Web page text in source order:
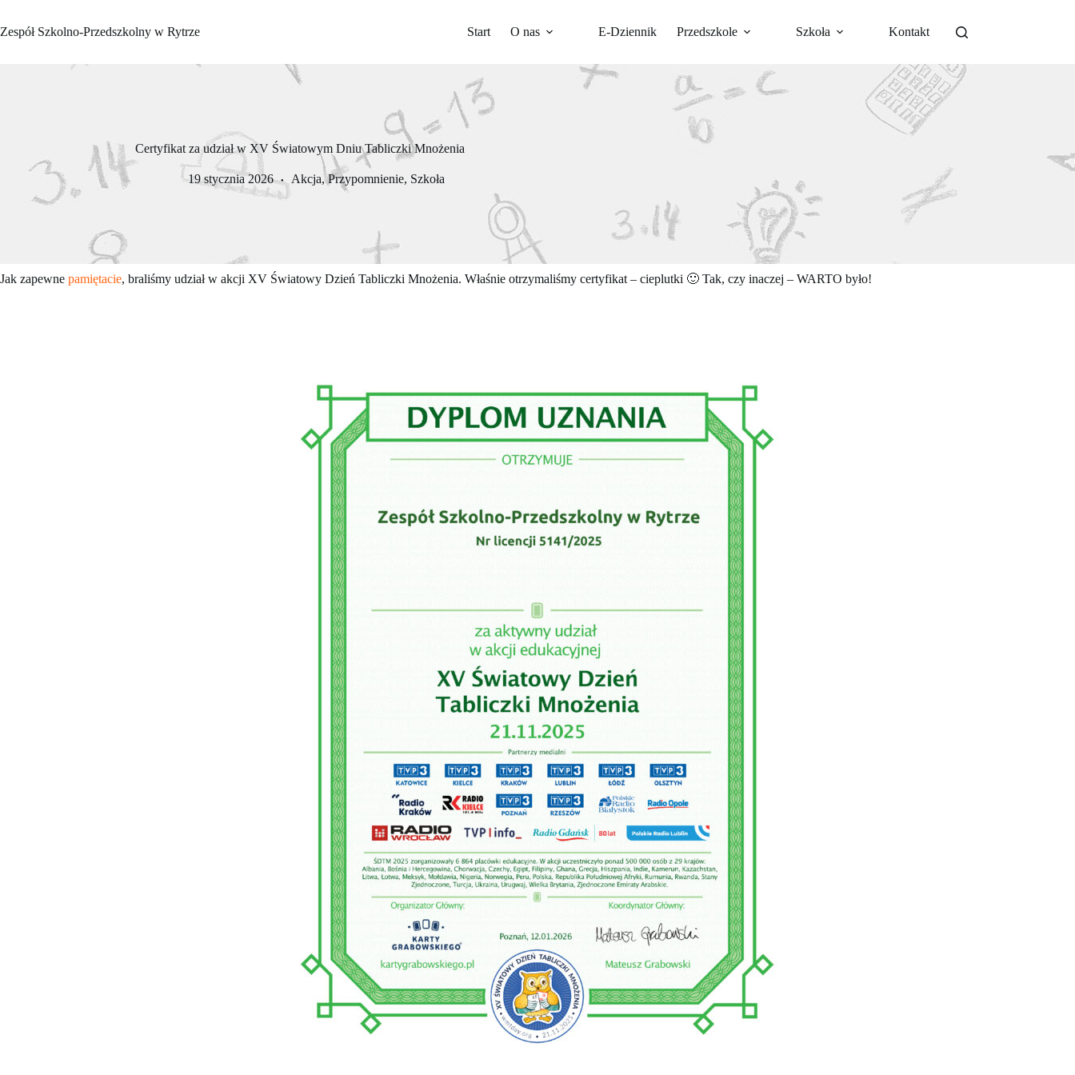
treści
Zespół Szkolno-Przedszkolny w Rytrze Start O nas E-Dziennik Przedszkole Szkoła Kontakt
Certyfikat za udział w XV Światowym Dniu Tabliczki Mnożenia
19 stycznia 2026 Akcja,Przypomnienie, Szkoła
Jak zapewne pamiętacie, braliśmy udział w akcji XV Światowy Dzień Tabliczki Mnożenia. Właśnie otrzymaliśmy certyfikat – cieplutki 🙂 Tak, czy inaczej – WARTO było!